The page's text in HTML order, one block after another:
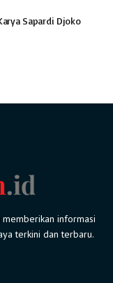
Sapardi Djoko
informasi
terkini dan terbaru.